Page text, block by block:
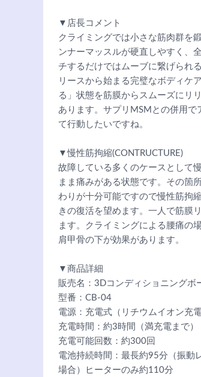
▼店長コメント
クライミングでは小さな筋肉群を
ンナーマッスルが硬直しやすく、
チするだけではムーブに繋げられ
リースから始まる完璧なボディケ
る」状態を筋膜からスムーズにリ
あります。サプリMSMとの併用
て行動したいですね。
▼慢性筋拘縮(CONTRUCTURE)
故障している多くのケースとして
まま痛みがある状態です。その箇
わりが十分可能ですので慢性筋拘
きの復活を望めます。一人で筋膜
ます。クライミングによる腰痛の
肩甲骨の下が効果があります。
▼商品詳細
販売名：3Dコンディショニングボ
型番：CB-04
電源：充電式（リチウムイオン充
充電時間：約3時間（満充電まで）
充電可能回数：約300回
電池持続時間：最長約95分（振動
場合）ヒーターのみ約110分